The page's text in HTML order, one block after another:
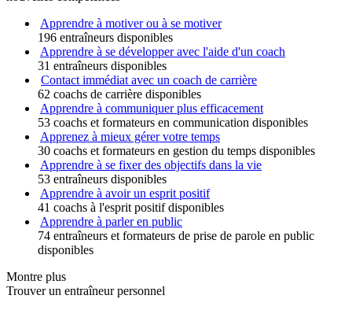
Apprendre à motiver ou à se motiver
196 entraîneurs disponibles
Apprendre à se développer avec l'aide d'un coach
31 entraîneurs disponibles
Contact immédiat avec un coach de carrière
62 coachs de carrière disponibles
Apprendre à communiquer plus efficacement
53 coachs et formateurs en communication disponibles
Apprenez à mieux gérer votre temps
30 coachs et formateurs en gestion du temps disponibles
Apprendre à se fixer des objectifs dans la vie
53 entraîneurs disponibles
Apprendre à avoir un esprit positif
41 coachs à l'esprit positif disponibles
Apprendre à parler en public
74 entraîneurs et formateurs de prise de parole en public
disponibles
Montre plus
Trouver un entraîneur personnel